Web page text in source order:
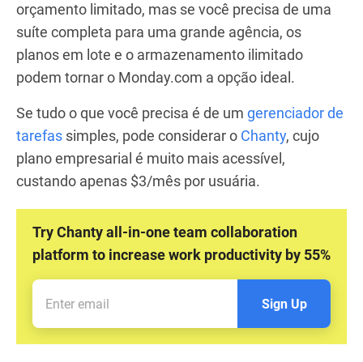
orçamento limitado, mas se você precisa de uma
suíte completa para uma grande agência, os
planos em lote e o armazenamento ilimitado
podem tornar o Monday.com a opção ideal.
Se tudo o que você precisa é de um gerenciador de
tarefas simples, pode considerar o Chanty, cujo
plano empresarial é muito mais acessível,
custando apenas $3/mês por usuária.
Try Chanty all-in-one team collaboration
platform to increase work productivity by 55%
Sign Up